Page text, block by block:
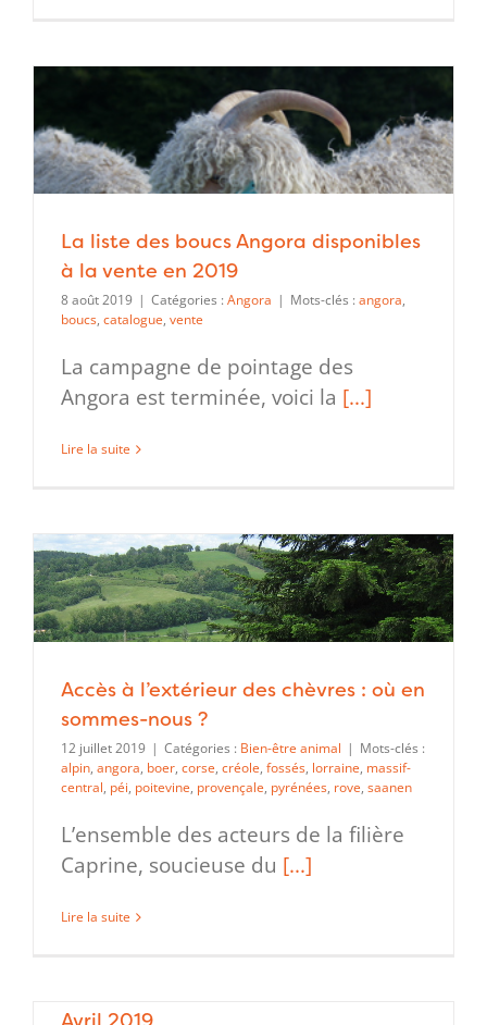
La liste des boucs Angora disponibles
à la vente en 2019
8 août 2019 | Catégories : Angora | Mots-clés : angora,
boucs, catalogue, vente
La campagne de pointage des
Angora est terminée, voici la [...]
Lire la suite
Accès à l’extérieur des chèvres : où en
sommes-nous ?
12 juillet 2019 | Catégories : Bien-être animal | Mots-clés :
alpin, angora, boer, corse, créole, fossés, lorraine, massif-
central, péi, poitevine, provençale, pyrénées, rove, saanen
L’ensemble des acteurs de la filière
Caprine, soucieuse du [...]
Lire la suite